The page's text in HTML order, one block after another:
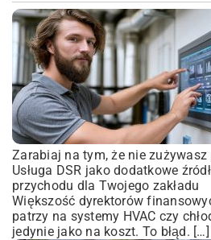
Zarabiaj na tym, że nie zużywasz
Usługa DSR jako dodatkowe
przychodu dla Twojego zakładu
Większość dyrektorów
patrzy na systemy HVAC czy
jedynie jako na koszt. To błąd. […]